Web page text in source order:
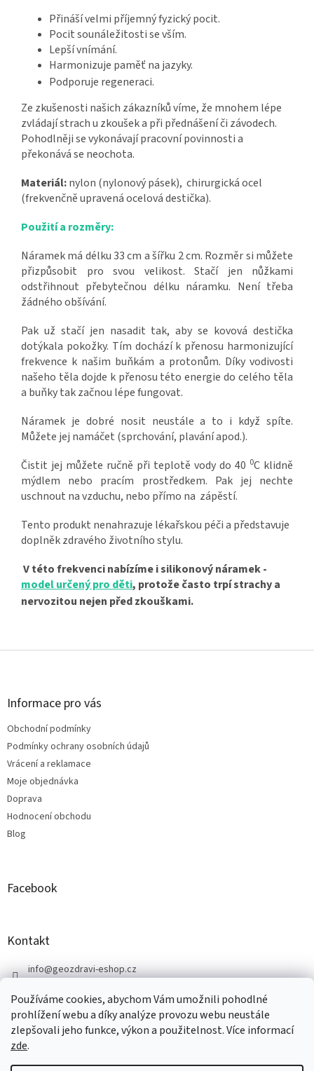
Používáme cookies, abychom Vám umožnili pohodlné
prohlížení webu a díky analýze provozu webu neustále
zlepšovali jeho funkce, výkon a použitelnost. Více informací
zde.
Přináší velmi příjemný fyzický pocit.
Pocit sounáležitosti se vším.
Lepší vnímání.
Harmonizuje paměť na jazyky.
Podporuje regeneraci.
Ze zkušenosti našich zákazníků víme, že mnohem lépe
zvládají strach u zkoušek a při přednášení či závodech.
Pohodlněji se vykonávají pracovní povinnosti a
překonává se neochota.
Materiál:nylon (nylonový pásek), chirurgická ocel
(frekvenčně upravená ocelová destička).
Použití a rozměry:
Náramek má délku 33 cm a šířku 2 cm. Rozměr si můžete
přizpůsobit pro svou velikost. Stačí jen nůžkami
odstřihnout přebytečnou délku náramku. Není třeba
žádného obšívání.
Pak už stačí jen nasadit tak, aby se kovová destička
dotýkala pokožky. Tím dochází k přenosu harmonizující
frekvence k našim buňkám a protonům. Díky vodivosti
našeho těla dojde k přenosu této energie do celého těla
a buňky tak začnou lépe fungovat.
Náramek je dobré nosit neustále a to i když spíte.
Můžete jej namáčet (sprchování, plavání apod.).
Čistit jej můžete ručně při teplotě vody do 40 0C klidně
mýdlem nebo pracím prostředkem. Pak jej nechte
uschnout na vzduchu, nebo přímo na zápěstí.
Tento produkt nenahrazuje lékařskou péči a představuje
doplněk zdravého životního stylu.
V této frekvenci nabízíme i silikonový náramek -
model určený pro děti, protože často trpí strachy a
nervozitou nejen před zkouškami.
Z
Informace pro vás
Obchodní podmínky
Podmínky ochrany osobních údajů
Vrácení a reklamace
Moje objednávka
Doprava
Hodnocení obchodu
Blog
Facebook
Kontakt
info@geozdravi-eshop.cz
https://www.facebook.com/geozdravi